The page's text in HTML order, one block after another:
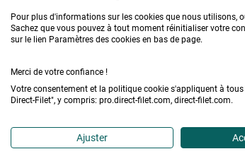
VOUS AIMEREZ
Pour plus d'informations sur les cookies que nous utilisons,
Sachez que vous pouvez à tout moment réinitialiser votre
sur le lien Paramètres des cookies en bas de page.
Merci de votre confiance !
Votre consentement et la politique cookie s'appliquent à tous
Direct-Filet", y compris: pro.direct-filet.com, direct-filet.com.
Ajuster